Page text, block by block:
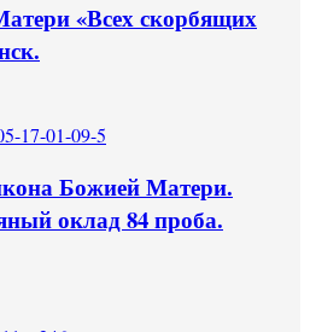
«Всех скорбящих
Божией Матери.
оклад 84 проба.